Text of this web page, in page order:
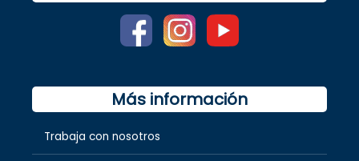
Más información
Trabaja con nosotros